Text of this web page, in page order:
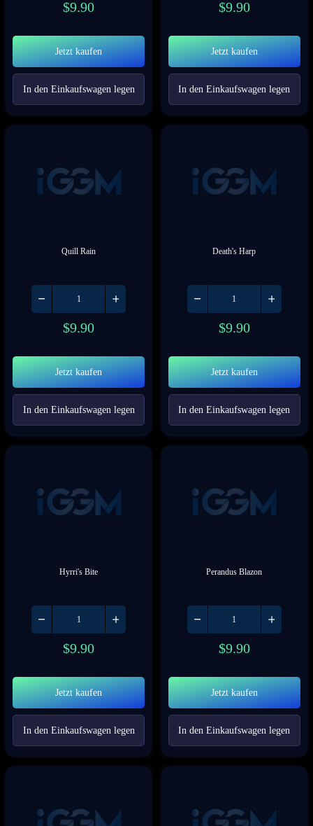
$9.90
Jetzt kaufen
In den Einkaufswagen legen
$9.90
Jetzt kaufen
In den Einkaufswagen legen
Quill Rain
$9.90
Jetzt kaufen
In den Einkaufswagen legen
Death's Harp
$9.90
Jetzt kaufen
In den Einkaufswagen legen
Hyrri's Bite
$9.90
Jetzt kaufen
In den Einkaufswagen legen
Perandus Blazon
$9.90
Jetzt kaufen
In den Einkaufswagen legen